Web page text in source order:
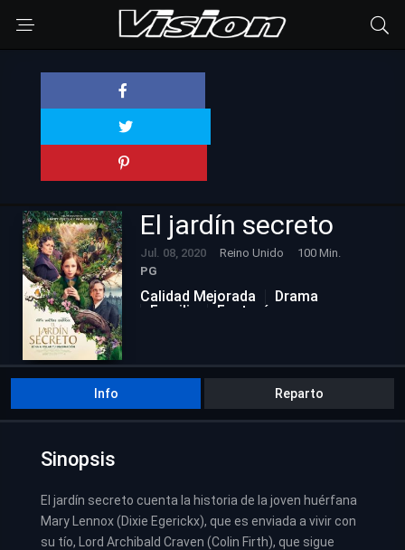
El jardín secreto
Jul. 08, 2020 Reino Unido
100 Min.
PG
Calidad Mejorada
Drama
Familia
Fantasía
Info Reparto
Sinopsis
El jardín secreto cuenta la historia de la joven huérfana
Mary Lennox (Dixie Egerickx), que es enviada a vivir con
su tío, Lord Archibald Craven (Colin Firth), que sigue